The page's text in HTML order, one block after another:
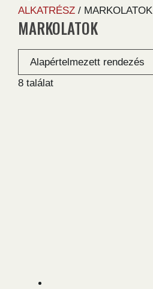
ALKATRÉSZ / MARKOLATOK
MARKOLATOK
8 találat